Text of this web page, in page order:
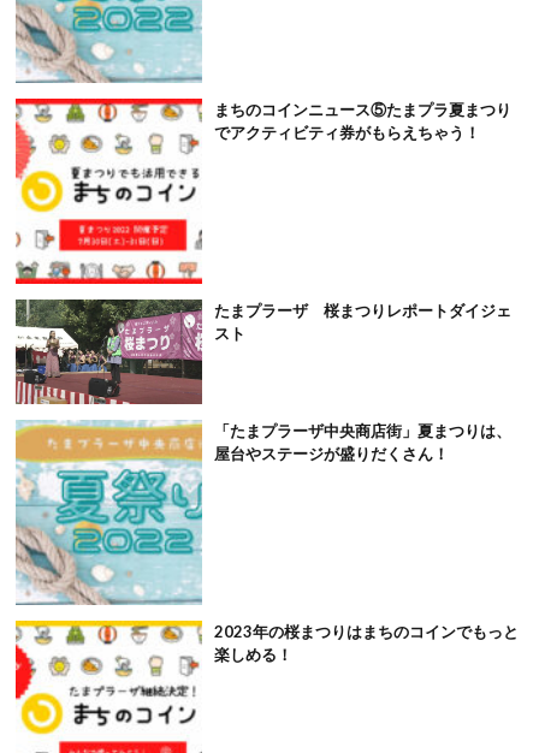
まちのコインニュース⑤たまプラ夏まつり
でアクティビティ券がもらえちゃう！
たまプラーザ 桜まつりレポートダイジェ
スト
「たまプラーザ中央商店街」夏まつりは、
屋台やステージが盛りだくさん！
2023年の桜まつりはまちのコインでもっと
楽しめる！